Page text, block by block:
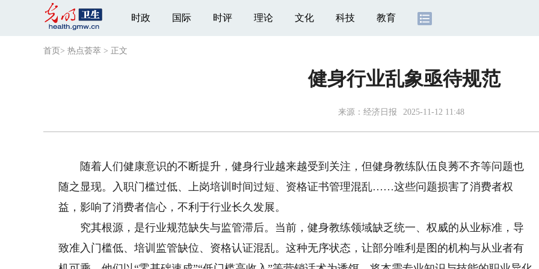
时政 国际 时评 理论 文化 科技 教育
首页 > 热点荟萃 > 正文
健身行业乱象亟待规范
来源： 经济日报 2025-11-12 11:48
随着人们健康意识的不断提升，健身行业越来越受到关注，但健身教练队伍良莠不齐等问题也
随之显现。入职门槛过低、上岗培训时间过短、资格证书管理混乱……这些问题损害了消费者权
益，影响了消费者信心，不利于行业长久发展。
究其根源，是行业规范缺失与监管滞后。当前，健身教练领域缺乏统一、权威的从业标准，导
致准入门槛低、培训监管缺位、资格认证混乱。这种无序状态，让部分唯利是图的机构与从业者有